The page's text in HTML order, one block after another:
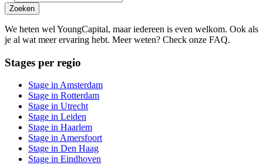
Zoeken
We heten wel YoungCapital, maar iedereen is even welkom. Ook als
je al wat meer ervaring hebt. Meer weten? Check onze FAQ.
Stages per regio
Stage in Amsterdam
Stage in Rotterdam
Stage in Utrecht
Stage in Leiden
Stage in Haarlem
Stage in Amersfoort
Stage in Den Haag
Stage in Eindhoven